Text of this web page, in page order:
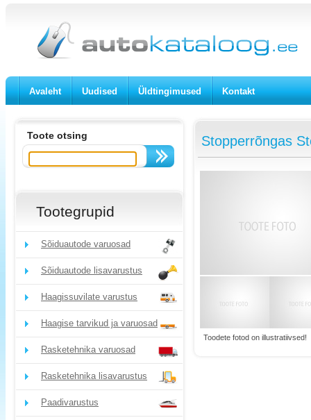
Avaleht Uudised Üldtingimused Kontakt
Toote otsing
Tootegrupid
Sõiduautode varuosad
Sõiduautode lisavarustus
Haagissuvilate varustus
Haagise tarvikud ja varuosad
Rasketehnika varuosad
Rasketehnika lisavarustus
Paadivarustus
Stopperrõngas
Toodete fotod on illustratiivsed!